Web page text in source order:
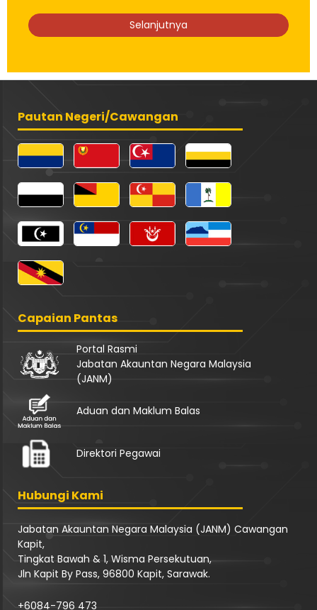
Selanjutnya
Pautan Negeri/Cawangan
Capaian Pantas
Portal Rasmi
Jabatan Akauntan Negara Malaysia
(JANM)
Aduan dan Maklum Balas
Direktori Pegawai
Hubungi Kami
Jabatan Akauntan Negara Malaysia (JANM) Cawangan
Kapit,
Tingkat Bawah & 1, Wisma Persekutuan,
Jln Kapit By Pass, 96800 Kapit, Sarawak.
+6084-796 473